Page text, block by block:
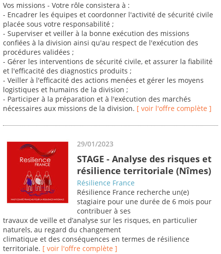
Vos missions - Votre rôle consistera à :
- Encadrer les équipes et coordonner l'activité de sécurité civile
placée sous votre responsabilité ;
- Superviser et veiller à la bonne exécution des missions
confiées à la division ainsi qu'au respect de l'exécution des
procédures validées ;
- Gérer les interventions de sécurité civile, et assurer la fiabilité
et l'efficacité des diagnostics produits ;
- Veiller à l'efficacité des actions menées et gérer les moyens
logistiques et humains de la division ;
- Participer à la préparation et à l'exécution des marchés
nécessaires aux missions de la division. [ voir l'offre complète ]
29/01/2023
STAGE - Analyse des risques et
résilience territoriale (Nîmes)
Résilience France
Résilience France recherche un(e)
stagiaire pour une durée de 6 mois pour
contribuer à ses
travaux de veille et d’analyse sur les risques, en particulier
naturels, au regard du changement
climatique et des conséquences en termes de résilience
territoriale. [ voir l'offre complète ]